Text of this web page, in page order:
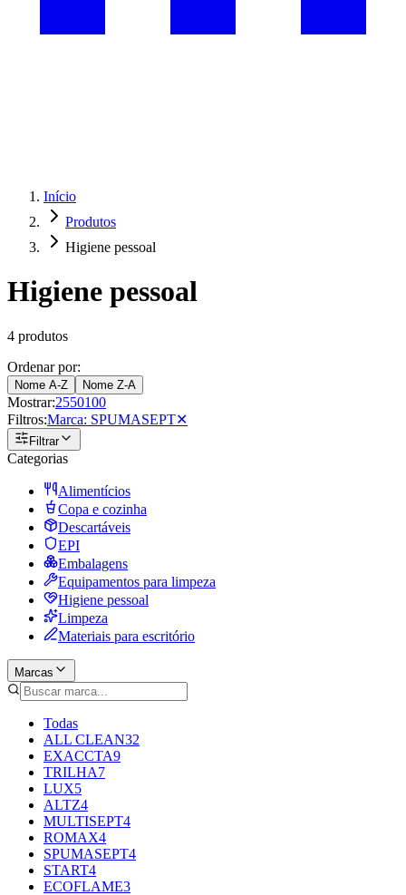
Trabalhe Conosco
Início
Produtos
Higiene pessoal
Higiene pessoal
4 produtos
Ordenar por:
Nome A-Z Nome Z-A
Mostrar:2550100
Filtros:Marca: SPUMASEPT✕
Filtrar
Categorias
Alimentícios
Copa e cozinha
Descartáveis
EPI
Embalagens
Equipamentos para limpeza
Higiene pessoal
Limpeza
Materiais para escritório
Marcas
Todas
ALL CLEAN32
EXACCTA9
TRILHA7
LUX5
ALTZ4
MULTISEPT4
ROMAX4
SPUMASEPT4
START4
ECOFLAME3